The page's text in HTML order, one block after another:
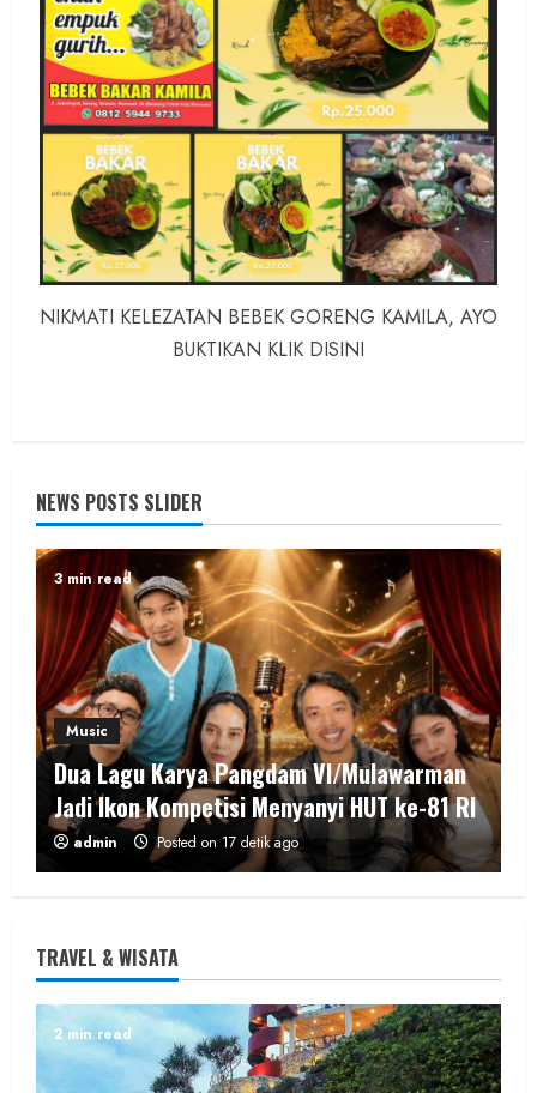
NIKMATI KELEZATAN BEBEK GORENG KAMILA, AYO
BUKTIKAN KLIK DISINI
NEWS POSTS SLIDER
3 min read
Music
Dua Lagu Karya Pangdam VI/Mulawarman
Jadi Ikon Kompetisi Menyanyi HUT ke-81 RI
admin Posted on 17 detik ago
Wisata & Budaya
Bersama Bupati Gunungkidul Antusiasme
Warga Warnai Kirab Budaya Sadranan
TRAVEL & WISATA
2 min read